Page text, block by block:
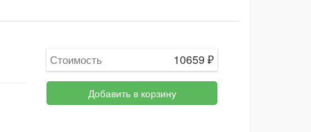
Стоимость 10659 ₽
Добавить в корзину